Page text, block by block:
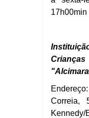
17h00min
Correia,
Kennedy/